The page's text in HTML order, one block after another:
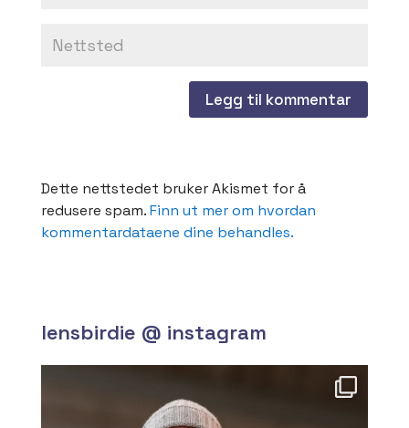
Dette nettstedet bruker Akismet for å
redusere spam.Finn ut mer om hvordan
kommentardataene dine behandles.
lensbirdie @ instagram